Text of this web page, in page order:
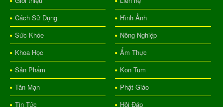
Cách Sử Dụng
Hình Ảnh
Sức Khỏe
Nông Nghiệp
Khoa Học
Ẩm Thực
Sản Phẩm
Kon Tum
Tản Mạn
Phật Giáo
Tin Tức
Hỏi Đáp